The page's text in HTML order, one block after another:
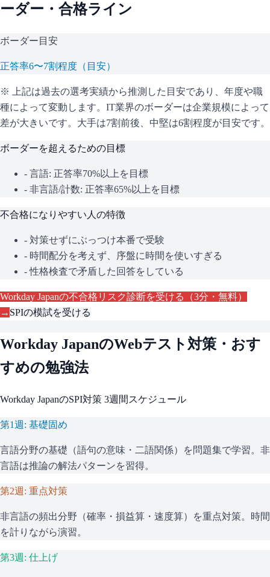
ーダー・合格ライン
ボーダー目安
正答率6〜7割程度（目安）
※ 上記は過去の選考実績から推測した目安であり、年度や職
種によって変動します。 IT業界のボーダーは企業規模によって
差が大きいです。大手は7割前後、中堅は6割程度が目安です。
ボーダーを超えるための目標
- 言語: 正答率70%以上を目標
- 非言語/計数: 正答率65%以上を目標
不合格になりやすい人の特徴
- 対策せずにぶっつけ本番で受験
- 時間配分を考えず、序盤に時間を使いすぎる
- 性格検査で矛盾した回答をしている
Workday Japanの不合格リスク診断を受ける（3分・無料）
→ SPIの模試を受ける
Workday JapanのWebテスト対策・おす
すめの勉強法
Workday JapanのSPI対策 3週間スケジュール
第1週: 基礎固め
言語分野の基礎（語句の意味・二語関係）を問題集で学習。非
言語は推論の解法パターンを習得。
第2週: 重点対策
非言語の頻出分野（確率・損益算・速度算）を重点対策。時間
を計りながら演習。
第3週: 仕上げ